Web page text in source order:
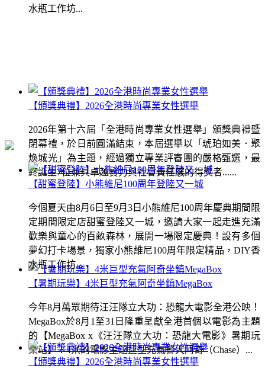
水瓶工作坊...
【頒獎典禮】2026全港時尚專業女性選舉
2026年第十六屆「全港時尚專業女性選舉」頒獎典禮暨
閉幕禮，於日前圓滿結束，本屆選舉以「琥珀如美．聚
煥城光」為主題，經過獨立專業評審團的嚴格甄選，最
終誕生7位兼具卓越實力與社會責任感的得獎者......
【暑期玩樂】4米巨型充氣阿奇坐鎮MegaBox
今年8月萬眾期待汪汪隊立大功：恐龍大電影全港公映！
MegaBox於8月1至31日隆重呈獻全港首個以電影為主題
的【MegaBox x《汪汪隊立大功：恐龍大電影》暑期玩
樂站】！4米的電影主題巨型充氣警犬阿奇（Chase）...
【甜蜜登陸】小熊維尼100周年登陸又一城
今個夏天由8月6日至9月3日小熊維尼100周年慶典期間限
定期間限定店甜蜜登陸又一城，邀請大家一起走進充滿
歡樂與童心的百畝森林，展開一場限定慶典！設有多個
夢幻打卡場景，獨家小熊維尼100周年限定精品，DIY香
水瓶工作坊...
【頒獎典禮】2026全港時尚專業女性選舉